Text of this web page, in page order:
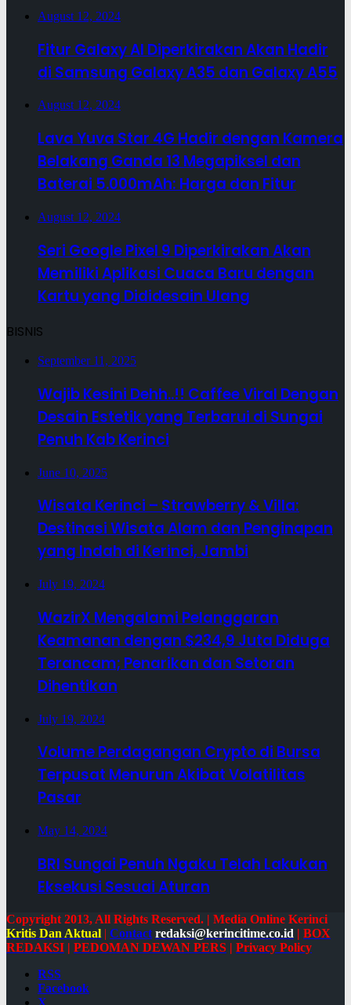
August 12, 2024
Fitur Galaxy AI Diperkirakan Akan Hadir
di Samsung Galaxy A35 dan Galaxy A55
August 12, 2024
Lava Yuva Star 4G Hadir dengan Kamera
Belakang Ganda 13 Megapiksel dan
Baterai 5.000mAh: Harga dan Fitur
August 12, 2024
Seri Google Pixel 9 Diperkirakan Akan
Memiliki Aplikasi Cuaca Baru dengan
Kartu yang Dididesain Ulang
BISNIS
September 11, 2025
Wajib Kesini Dehh..!! Caffee Viral Dengan
Desain Estetik yang Terbarui di Sungai
Penuh Kab Kerinci
June 10, 2025
Wisata Kerinci – Strawberry & Villa:
Destinasi Wisata Alam dan Penginapan
yang Indah di Kerinci, Jambi
July 19, 2024
WazirX Mengalami Pelanggaran
Keamanan dengan $234,9 Juta Diduga
Terancam; Penarikan dan Setoran
Dihentikan
July 19, 2024
Volume Perdagangan Crypto di Bursa
Terpusat Menurun Akibat Volatilitas
Pasar
May 14, 2024
BRI Sungai Penuh Ngaku Telah Lakukan
Eksekusi Sesuai Aturan
Copyright 2013, All Rights Reserved. | Media Online Kerinci
Kritis Dan Aktual
Contact redaksi@kerincitime.co.id
BOX
REDAKSI
PEDOMAN DEWAN PERS
Privacy Policy
RSS
Facebook